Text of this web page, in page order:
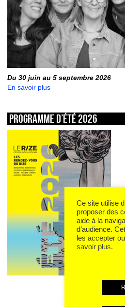
Du 30 juin au 5 septembre 2026
En savoir plus
Programme d’été 2026
Ce site utilise
proposer des
aide à la
d’audience.
les accepter
savoir plus.